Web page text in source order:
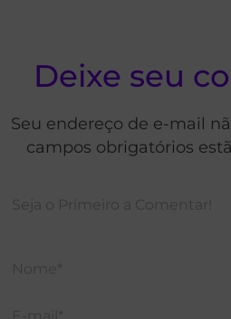
Deixe seu
Seu endereço de e-mail
campos obrigatórios